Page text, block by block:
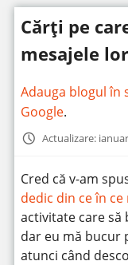
t
î
n
i
t
Cărți pe
mesajele lor
Adauga blogul în
Google.
Actualizare:
Cred că v-am
dedic din ce în
activitate care să
dar eu mă bucur
atunci când